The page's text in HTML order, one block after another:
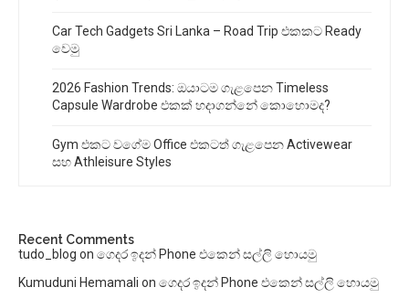
Car Tech Gadgets Sri Lanka – Road Trip එකකට Ready
වෙමු
2026 Fashion Trends: ඔයාටම ගැළපෙන Timeless
Capsule Wardrobe එකක් හදාගන්නේ කොහොමද?
Gym එකට වගේම Office එකටත් ගැළපෙන Activewear
සහ Athleisure Styles
Recent Comments
tudo_blog on ගෙදර ඉදන් Phone එකෙන් සල්ලි හොයමු
Kumuduni Hemamali on ගෙදර ඉදන් Phone එකෙන් සල්ලි හොයමු